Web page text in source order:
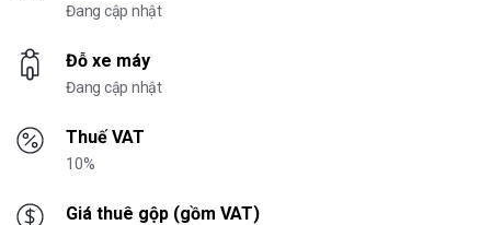
Đang cập nhật
Đỗ xe máy
Đang cập nhật
Thuế VAT
10%
Giá thuê gộp (gồm VAT)